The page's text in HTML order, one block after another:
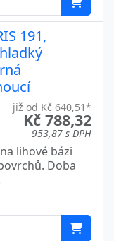
191,
již od Kč 640,51*
Kč 788,32
953,87 s DPH
lihové bázi
Doba